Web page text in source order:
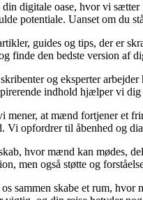
digitale oase, hvor vi
potentiale. Uanset om du
guides og tips, der er
finde den bedste version af
og eksperter
indhold hjælper vi
mener, at mænd fortjener et
Vi opfordrer til åbenhed og
hvor mænd kan mødes,
men også støtte og
sammen skabe et rum,